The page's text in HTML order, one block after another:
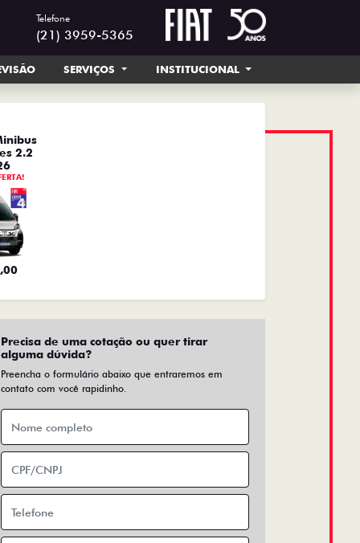
Telefone
(21) 3959-5365
SERVIÇOS INSTITUCIONAL
2.2
Precisa de uma cotação ou quer tirar
alguma dúvida?
Preencha o formulário abaixo que entraremos em
contato com você rapidinho.